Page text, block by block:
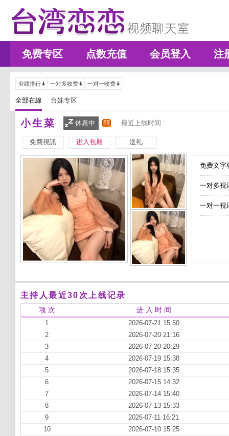
免费专区 点数充值 会员登入 注
业绩排行 一对多收费 一对一收费
全部在線 台妹专区
小生菜 休息中 最近上线时间 :
免費視訊 进入包厢 送礼
免费文
一对多
一对一
主持人最近30次上线记录
项 次 进 入 时 间
1
2026-07-21 15:50
2
2026-07-20 21:16
3
2026-07-20 20:29
4
2026-07-19 15:38
5
2026-07-18 15:35
6
2026-07-15 14:32
7
2026-07-14 15:40
8
2026-07-13 15:33
9
2026-07-11 16:21
10
2026-07-10 15:25